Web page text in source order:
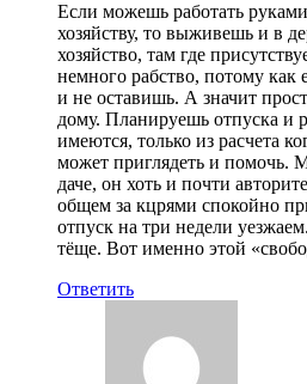
Если можешь работать
хозяйству, то выживешь и в
хозяйство, там где
немного рабство, потому как
и не оставишь. А значит
дому. Планируешь отпуска и
имеются, только из расчета
может приглядеть и помочь.
даче, он хоть и почти
общем за кцрями спокойно
отпуск на три недели
тёще. Вот именно этой
Ответить